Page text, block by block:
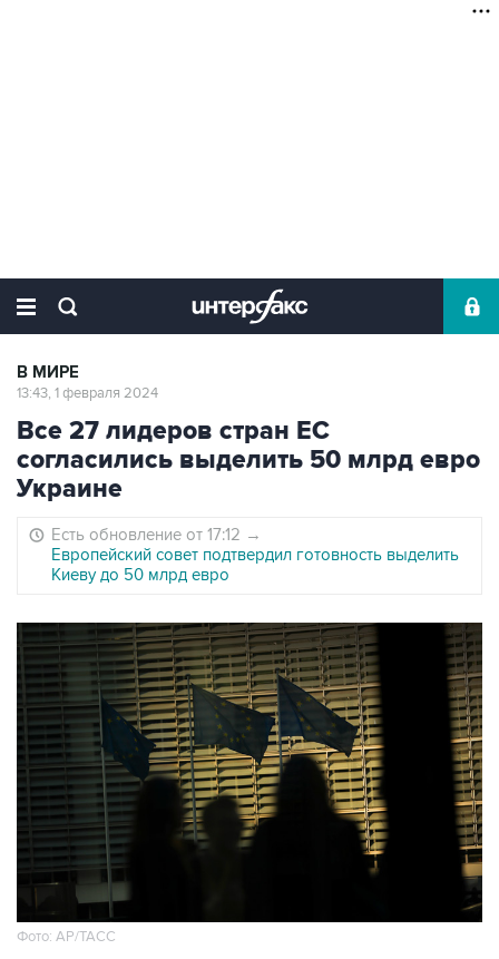
В МИРЕ
13:43, 1 февраля 2024
Все 27 лидеров стран ЕС
согласились выделить 50 млрд евро
Украине
Есть обновление от 17:12 →
Европейский совет подтвердил готовность выделить
Киеву до 50 млрд евро
Фото: AP/ТАСС